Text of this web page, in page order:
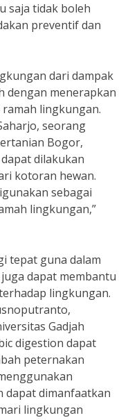
saja tidak boleh
preventif dan
dari dampak
dengan menerapkan
lingkungan.
seorang
Bogor,
dilakukan
kotoran hewan.
sebagai
lingkungan,”
tepat guna dalam
dapat membantu
lingkungan.
Gadjah
digestion dapat
peternakan
dapat dimanfaatkan
lingkungan